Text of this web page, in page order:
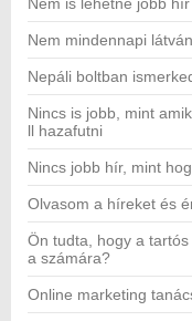
Nem mindennapi
Nepáli boltban
Nincs is jobb, mint
ll hazafutni
Nincs jobb hír, mint
Olvasom a híreket és
Ön tudta, hogy a
a számára?
Online marketing